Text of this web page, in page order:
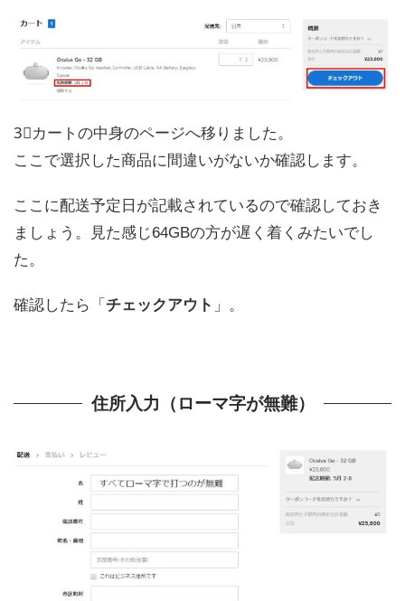
3⃣カートの中身のページへ移りました。
ここで選択した商品に間違いがないか確認します。
ここに配送予定日が記載されているので確認しておき
ましょう。見た感じ64GBの方が遅く着くみたいでし
た。
確認したら「 チェックアウト 」。
住所入力（ローマ字が無難）